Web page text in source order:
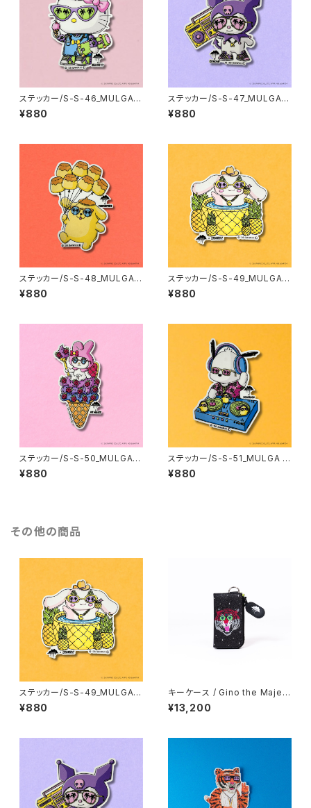
ステッカー/S-S-46_MULGA x
SANRIO CHARACTERS_Hell
o Kitty
¥880
ステッカー/S-S-47_MULGA x
SANRIO CHARACTERS_Kur
omi
¥880
ステッカー/S-S-48_MULGA x
SANRIO CHARACTERS_Po
mpompurin
¥880
ステッカー/S-S-49_MULGA x
SANRIO CHARACTERS_Cin
namoroll
¥880
ステッカー/S-S-50_MULGA x
SANRIO CHARACTERS_My
Melody
¥880
ステッカー/S-S-51_MULGA x
SANRIO CHARACTERS_Poc
hacco
¥880
その他の商品
ステッカー/S-S-49_MULGA x
SANRIO CHARACTERS_Cin
namoroll
¥880
キーケース / Gino the Majest
ic Tiger
¥13,200